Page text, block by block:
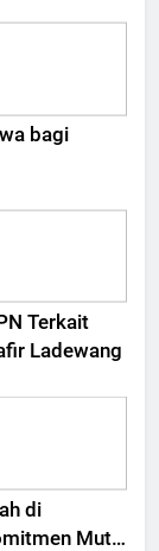
bagi
Terkait
Ladewang
di
Mutu